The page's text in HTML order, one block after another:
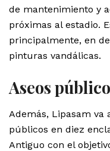
de mantenimiento y
próximas al estadio.
principalmente, en
pinturas vandálicas.
Aseos
Además, Lipasam va
públicos en diez
Antiguo con el